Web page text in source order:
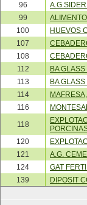
96
99
100
HUEVOS
107
108
112
BA
113
BA
114
116
118
120
121
A.G.
124
GAT
139
DIPOSIT